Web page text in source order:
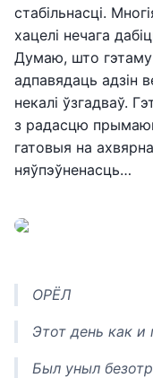
стабільнасці.
хацелі нечага
Думаю, што гэтаму
адпавядаць адзін
некалі ўзгадваў.
з радасцю
гатовыя на
няўпэўненасць…
ОРЁЛ
Этот день как и
Был уныл